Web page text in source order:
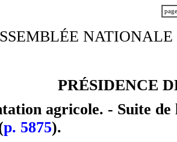
NATIONALE
PRÉSIDENCE
agricole. - Suite
p. 5875).